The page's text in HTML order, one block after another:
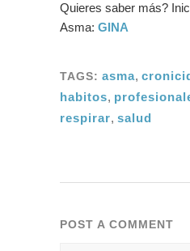
Quieres saber más?
Asma: GINA
TAGS: asma,
habitos,
respirar, salud
POST A COMMENT